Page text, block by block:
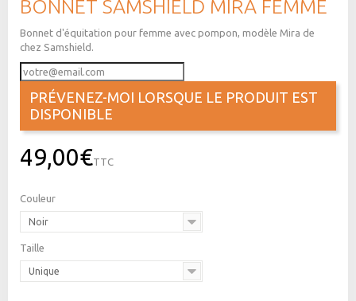
BONNET SAMSHIELD MIRA FEMME
Bonnet d'équitation pour femme avec pompon, modèle Mira de
chez Samshield.
PRÉVENEZ-MOI LORSQUE LE PRODUIT EST
DISPONIBLE
49,00€TTC
Couleur
Noir
Taille
Unique